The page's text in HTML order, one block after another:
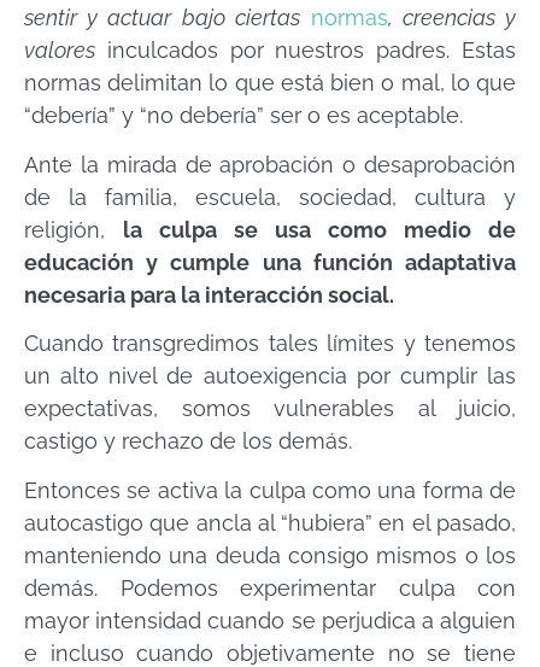
sentir y actuar bajo ciertas normas, creencias y
valores inculcados por nuestros padres. Estas
normas delimitan lo que está bien o mal, lo que
“debería” y “no debería” ser o es aceptable.
Ante la mirada de aprobación o desaprobación
de la familia, escuela, sociedad, cultura y
religión, la culpa se usa como medio de
educación y cumple una función adaptativa
necesaria para la interacción social.
Cuando transgredimos tales límites y tenemos
un alto nivel de autoexigencia por cumplir las
expectativas, somos vulnerables al juicio,
castigo y rechazo de los demás.
Entonces se activa la culpa como una forma de
autocastigo que ancla al “hubiera” en el pasado,
manteniendo una deuda consigo mismos o los
demás. Podemos experimentar culpa con
mayor intensidad cuando se perjudica a alguien
e incluso cuando objetivamente no se tiene